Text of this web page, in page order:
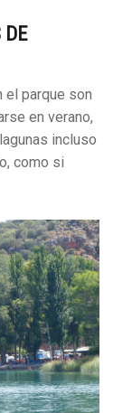
DE
el parque son
en verano,
incluso
como si